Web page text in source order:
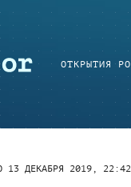
ОТКРЫТИЯ
13 ДЕКАБРЯ 2019, 22:42